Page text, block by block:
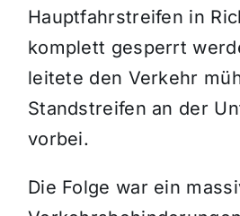
Hauptfahrstreifen in
komplett gesperrt
leitete den Verkehr
Standstreifen an der
vorbei.
Die Folge war ein